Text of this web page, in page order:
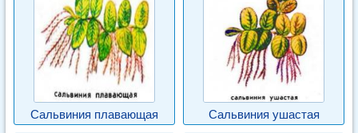
Сальвиния плавающая Сальвиния ушастая